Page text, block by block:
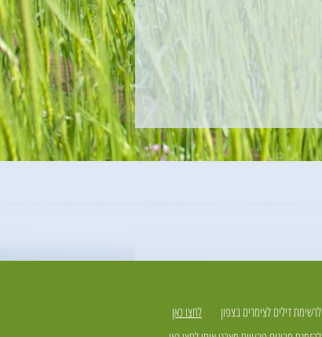
לרשימת דילים לצימרים בצפון לחצו כאן